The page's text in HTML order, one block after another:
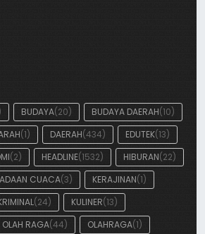
BUDAYA(20) BUDAYA DAERAH(10)
(1) DAERAH(434) EDUTEK(13)
(2) HEADLINE(1532) HIBURAN(22)
CUACA(3) KERAJINAN(1)
(24) KULINER(13)
OLAH RAGA(44) OLAHRAGA(1)